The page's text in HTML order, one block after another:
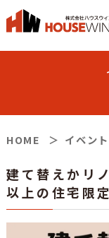
HOME イベン
建て替えかリ
以上の住宅限